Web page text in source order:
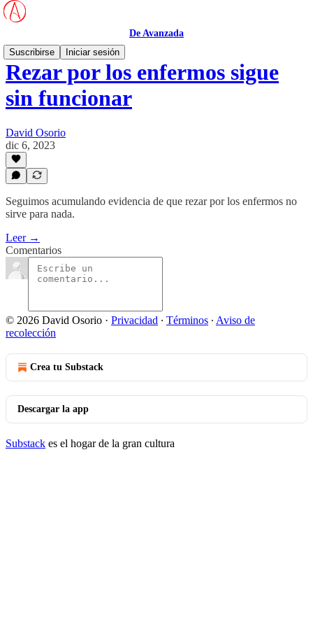
De Avanzada
Suscribirse
Iniciar sesión
Rezar por los enfermos sigue
sin funcionar
David Osorio
dic 6, 2023
Seguimos acumulando evidencia de que rezar por los enfermos no
sirve para nada.
Leer →
Comentarios
© 2026 David Osorio · Privacidad ∙ Términos ∙ Aviso de
recolección
Crea tu Substack
Descargar la app
Substack es el hogar de la gran cultura